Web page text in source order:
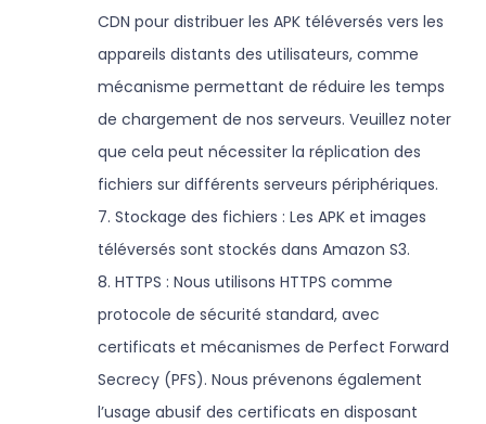
CDN pour distribuer les APK téléversés vers les
appareils distants des utilisateurs, comme
mécanisme permettant de réduire les temps
de chargement de nos serveurs. Veuillez noter
que cela peut nécessiter la réplication des
fichiers sur différents serveurs périphériques.
7. Stockage des fichiers : Les APK et images
téléversés sont stockés dans Amazon S3.
8. HTTPS : Nous utilisons HTTPS comme
protocole de sécurité standard, avec
certificats et mécanismes de Perfect Forward
Secrecy (PFS). Nous prévenons également
l’usage abusif des certificats en disposant